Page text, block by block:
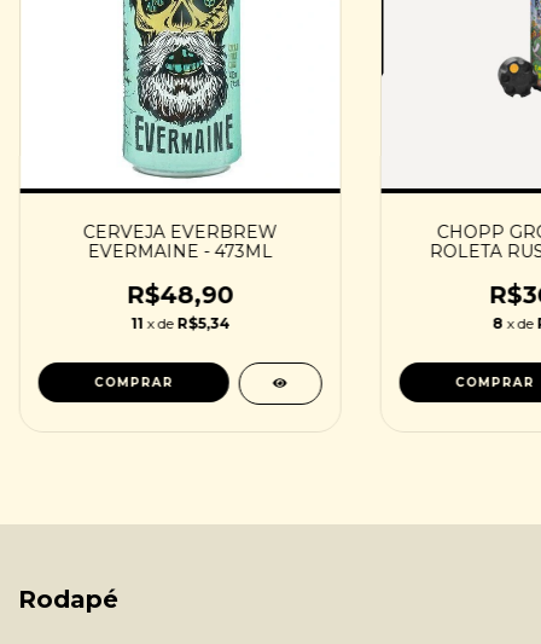
CERVEJA EVERBREW
EVERMAINE - 473ML
R$48,90
11 x de R$5,34
CHOPP
ROLETA
8 x de
Rodapé